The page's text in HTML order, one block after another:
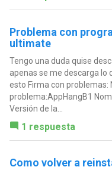
Problema con
ultimate
Tengo una duda quise
apenas se me descarga lo
esto Firma con problemas:
problema:AppHangB1
Versión de la...
1 respuesta
Como volver a